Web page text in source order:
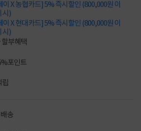
이 X 농협카드] 5% 즉시할인 (800,000원 이
시)
이 X 현대카드] 5% 즉시할인 (800,000원 이
시)
할부혜택
포인트
립
송